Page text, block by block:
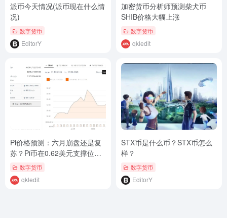
派币今天情况(派币现在什么情
况)
数字货币
EditorY
加密货币分析师预测柴犬币
SHIB价格大幅上涨
数字货币
qkledit
Pi价格预测：六月崩盘还是复
苏？Pi币在0.62美元支撑位附
近面临成败关键
数字货币
qkledit
STX币是什么币？STX币怎么
样？
数字货币
EditorY